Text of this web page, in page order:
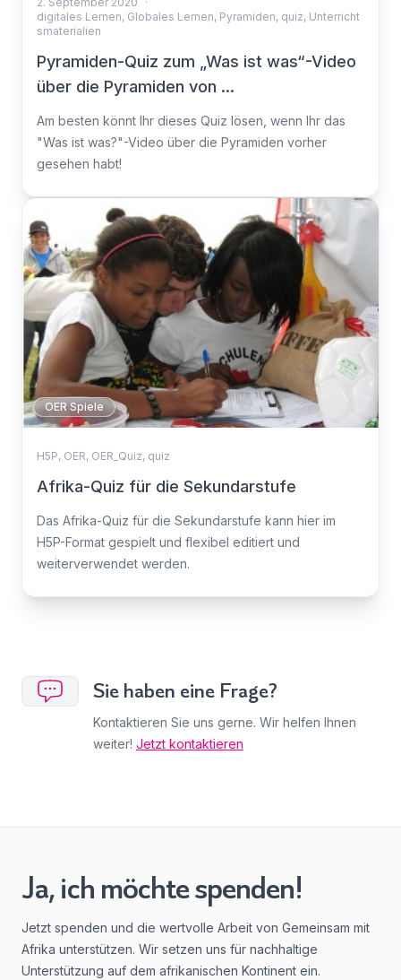
digitales Lernen, Globales Lernen, Pyramiden, quiz, Unterricht
smaterialien
Pyramiden-Quiz zum „Was ist was“-Video
über die Pyramiden von ...
Am besten könnt Ihr dieses Quiz lösen, wenn Ihr das
"Was ist was?"-Video über die Pyramiden vorher
gesehen habt!
OER Spiele
H5P, OER, OER_Quiz, quiz
Afrika-Quiz für die Sekundarstufe
Das Afrika-Quiz für die Sekundarstufe kann hier im
H5P-Format gespielt und flexibel editiert und
weiterverwendet werden.
Sie haben eine Frage?
Kontaktieren Sie uns gerne. Wir helfen Ihnen
weiter! Jetzt kontaktieren
Ja, ich möchte spenden!
Jetzt spenden und die wertvolle Arbeit von Gemeinsam mit
Afrika unterstützen. Wir setzen uns für nachhaltige
Unterstützung auf dem afrikanischen Kontinent ein.